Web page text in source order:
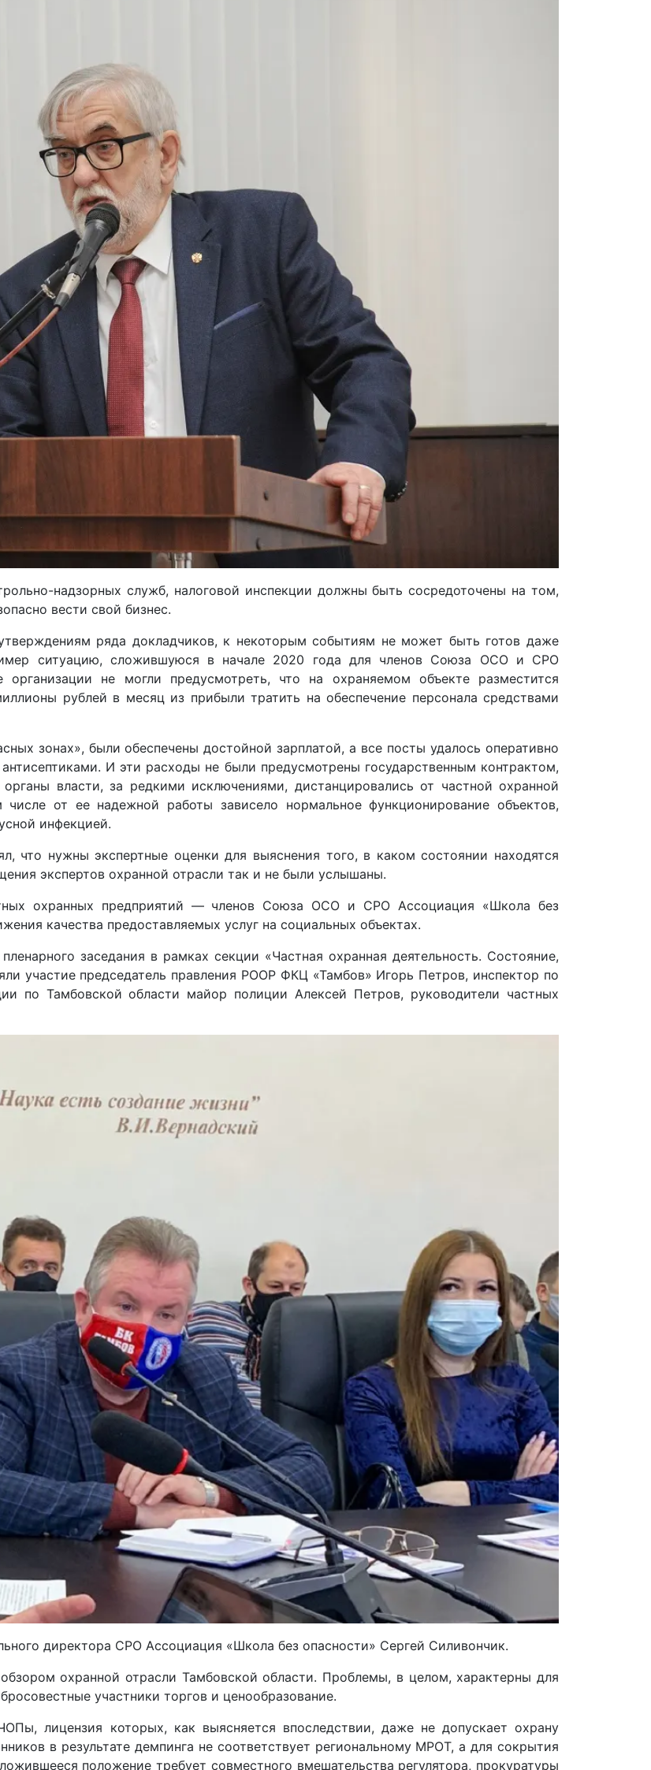
надзорных служб, налоговой инспекции должны быть сосредоточены на том,
вести свой бизнес.
ряда докладчиков, к некоторым событиям не может быть готов даже
ситуацию, сложившуюся в начале 2020 года для членов Союза ОСО и СРО
не могли предусмотреть, что на охраняемом объекте разместится
рублей в месяц из прибыли тратить на обеспечение персонала средствами
зонах», были обеспечены достойной зарплатой, а все посты удалось оперативно
И эти расходы не были предусмотрены государственным контрактом,
власти, за редкими исключениями, дистанцировались от частной охранной
от ее надежной работы зависело нормальное функционирование объектов,
инфекцией.
что нужны экспертные оценки для выяснения того, в каком состоянии находятся
экспертов охранной отрасли так и не были услышаны.
охранных предприятий — членов Союза ОСО и СРО Ассоциация «Школа без
качества предоставляемых услуг на социальных объектах.
заседания в рамках секции «Частная охранная деятельность. Состояние,
участие председатель правления РООР ФКЦ «Тамбов» Игорь Петров, инспектор по
по Тамбовской области майор полиции Алексей Петров, руководители частных
директора СРО Ассоциация «Школа без опасности» Сергей Силивончик.
охранной отрасли Тамбовской области. Проблемы, в целом, характерны для
участники торгов и ценообразование.
лицензия которых, как выясняется впоследствии, даже не допускает охрану
в результате демпинга не соответствует региональному МРОТ, а для сокрытия
положение требует совместного вмешательства регулятора, прокуратуры